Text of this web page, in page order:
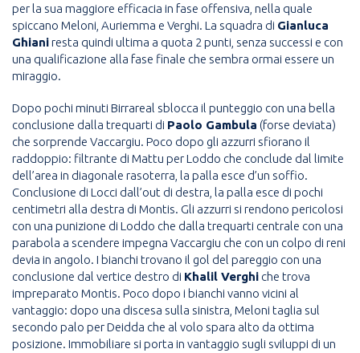
per la sua maggiore efficacia in fase offensiva, nella quale
spiccano Meloni, Auriemma e Verghi. La squadra di Gianluca
Ghianiresta quindi ultima a quota 2 punti, senza successi e con
una qualificazione alla fase finale che sembra ormai essere un
miraggio.
Dopo pochi minuti Birrareal sblocca il punteggio con una bella
conclusione dalla trequarti di Paolo Gambula (forse deviata)
che sorprende Vaccargiu. Poco dopo gli azzurri sfiorano il
raddoppio: filtrante di Mattu per Loddo che conclude dal limite
dell’area in diagonale rasoterra, la palla esce d’un soffio.
Conclusione di Locci dall’out di destra, la palla esce di pochi
centimetri alla destra di Montis. Gli azzurri si rendono pericolosi
con una punizione di Loddo che dalla trequarti centrale con una
parabola a scendere impegna Vaccargiu che con un colpo di reni
devia in angolo. I bianchi trovano il gol del pareggio con una
conclusione dal vertice destro di Khalil Verghi che trova
impreparato Montis. Poco dopo i bianchi vanno vicini al
vantaggio: dopo una discesa sulla sinistra, Meloni taglia sul
secondo palo per Deidda che al volo spara alto da ottima
posizione. Immobiliare si porta in vantaggio sugli sviluppi di un